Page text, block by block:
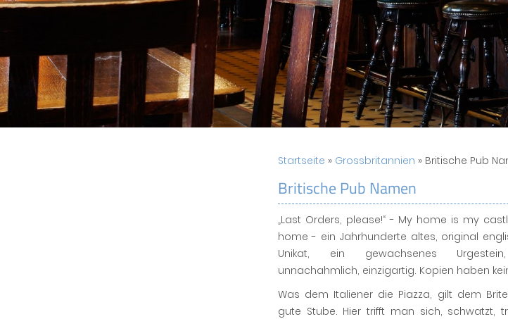
Startseite » Grossbritannien » Britische Pub
Britische Pub Namen
„Last Orders, please!“ - My home is my
home - ein Jahrhunderte altes, original
Unikat, ein gewachsenes
unnachahmlich, einzigartig. Kopien haben
Was dem Italiener die Piazza, gilt dem
gute Stube. Hier trifft man sich, schwatzt,